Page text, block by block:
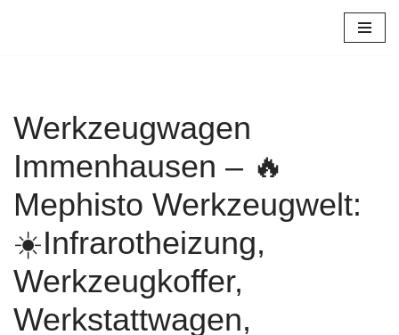
Werkzeugwagen
Immenhausen – 🔥
Mephisto Werkzeugwelt:
☀️Infrarotheizung,
Werkzeugkoffer,
Werkstattwagen,